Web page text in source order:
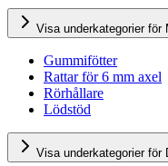
Visa underkategorier för
Gummifötter
Rattar för 6 mm axel
Rörhållare
Lödstöd
Visa underkategorier för